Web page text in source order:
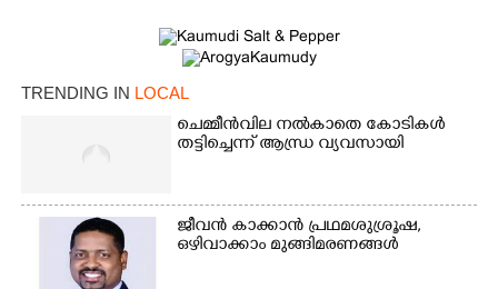
TRENDING IN LOCAL
ചെമ്മീൻവില നൽകാതെ കോടികൾ
തട്ടിച്ചെന്ന് ആന്ധ്ര വ്യവസായി
ജീവൻ കാക്കാൻ പ്രഥമശുശ്രൂഷ,
ഒഴിവാക്കാം മുങ്ങിമരണങ്ങൾ
×
Share this link